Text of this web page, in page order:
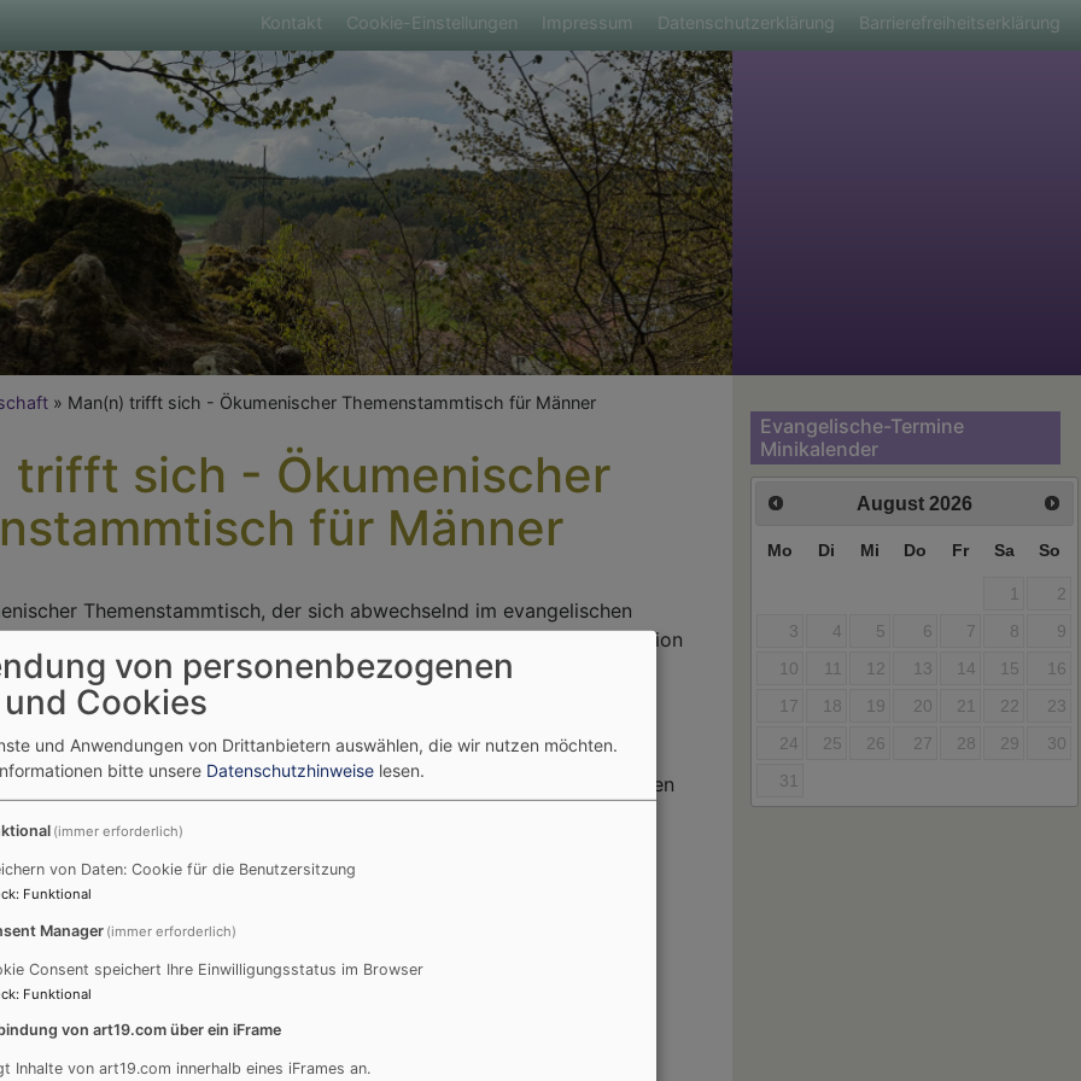
Fußbereichsmenü
Kontakt Cookie-Einstellungen Impressum Datenschutzerklärung Barrierefreiheitserklärung
Man(n) trifft sich - Ökumenischer Themenstammtisch für Männer
trifft sich - Ökumenischer
für Männer
Themenstammtisch, der sich abwechselnd im evangelischen
oder im katholischen Pfarrheim in Bühl trifft. Mehr Information
finden Siehier.
sich an den persönlichen Fragen von uns Männern. Die
mit einer Fränkischen Brotzeit, danach hören wir einen Referenten
ins Gespräch zu kommen. Oder wir besuchen Einrichtungen,
Menschen um uns zu informieren. Oder wir wandern durch unsere
genießen das Leben.
Treffen finden Sie bei
Hans Raum in Winterstein 09155/535
Evangelische-Termine
Minikalender
August 2026
Mo Di Mi Do Fr Sa So
1
2
3
4 5 6 7 8
9
10
11 12 13 14 15
16
17
18 19 20 21 22
23
24
25 26 27 28 29
30
31
von personenbezogenen
Cookies
und Anwendungen von Drittanbietern auswählen, die wir nutzen möchten.
bitte unsere Datenschutzhinweise lesen.
(immer erforderlich)
von Daten: Cookie für die Benutzersitzung
: Funktional
Manager (immer erforderlich)
Consent speichert Ihre Einwilligungsstatus im Browser
: Funktional
von art19.com über ein iFrame
Inhalte von art19.com innerhalb eines iFrames an.